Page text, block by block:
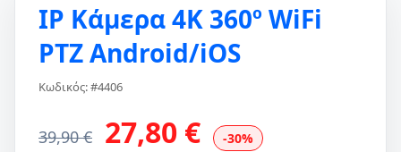
IP Κάμερα 4K 360º WiFi
PTZ Android/iOS
Κωδικός: #4406
39,90 € 27,80 € -30%